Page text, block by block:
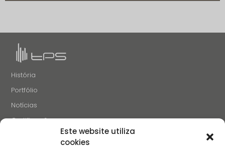
Este website utiliza
cookies
História
Portfólio
Notícias
Certificações